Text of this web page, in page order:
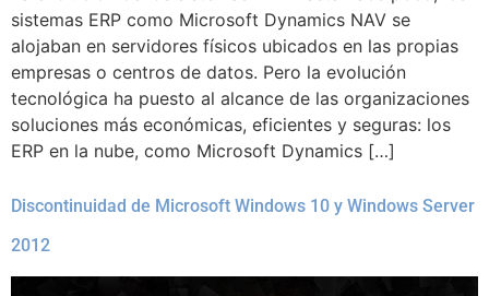
sistemas ERP como Microsoft Dynamics NAV se
alojaban en servidores físicos ubicados en las propias
empresas o centros de datos. Pero la evolución
tecnológica ha puesto al alcance de las organizaciones
soluciones más económicas, eficientes y seguras: los
ERP en la nube, como Microsoft Dynamics […]
Discontinuidad de Microsoft Windows 10 y Windows Server
2012